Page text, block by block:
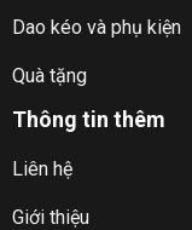
Dao kéo và phụ kiện
Quà tặng
Thông tin thêm
Liên hệ
Giới thiệu